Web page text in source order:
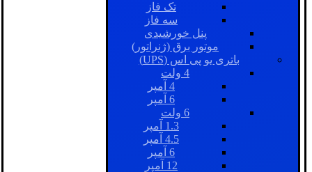
تک فاز
سه فاز
پنل خورشیدی
موتور برق (ژنراتور)
باتری یو پی اس (UPS)
4 ولت
4 آمپر
6 آمپر
6 ولت
1.3 آمپر
4.5 آمپر
6 آمپر
12 آمپر